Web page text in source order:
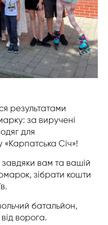
результатами
за виручені
для
Січ»!
завдяки вам та вашій
зібрати кошти
батальйон,
ворога.